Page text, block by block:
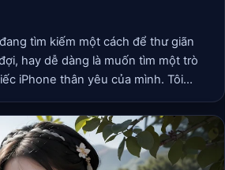
tìm kiếm một cách để thư giãn
hay dễ dàng là muốn tìm một trò
iPhone thân yêu của mình. Tôi
cụm từ “slot iPhone apk” được
Nhưng khoan đã, chúng ta cần hiểu
Bài viết này sẽ cùng bạn tìm hiểu
chơi có cơ chế quay số, vòng quay